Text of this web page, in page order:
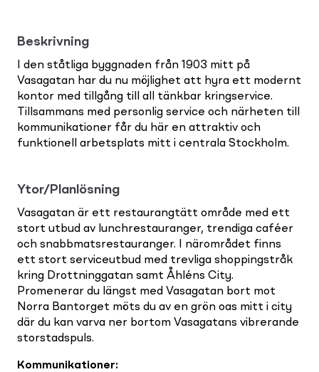
Beskrivning
I den ståtliga byggnaden från 1903 mitt på
Vasagatan har du nu möjlighet att hyra ett modernt
kontor med tillgång till all tänkbar kringservice.
Tillsammans med personlig service och närheten till
kommunikationer får du här en attraktiv och
funktionell arbetsplats mitt i centrala Stockholm.
Ytor/Planlösning
Vasagatan är ett restaurangtätt område med ett
stort utbud av lunchrestauranger, trendiga caféer
och snabbmatsrestauranger. I närområdet finns
ett stort serviceutbud med trevliga shoppingstråk
kring Drottninggatan samt Åhléns City.
Promenerar du längst med Vasagatan bort mot
Norra Bantorget möts du av en grön oas mitt i city
där du kan varva ner bortom Vasagatans vibrerande
storstadspuls.
Kommunikationer: